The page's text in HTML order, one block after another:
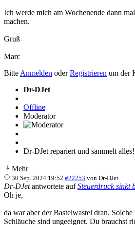
Ich werde mich am Wochenende dann
machen.
Gruß
Marc
Bitte Anmelden oderRegistrieren um der
Dr-DJet
Offline
Moderator
Dr-DJet repariert und sammelt
Mehr
30 Sep. 2024 19:52 #22253 vonDr-DJet
Dr-DJetantwortete aufSteuerdruck sinkt
Oh je,
da war aber der Bastelwastel dran. Solche
Schläuche sind ungeeignet. Du brauchst